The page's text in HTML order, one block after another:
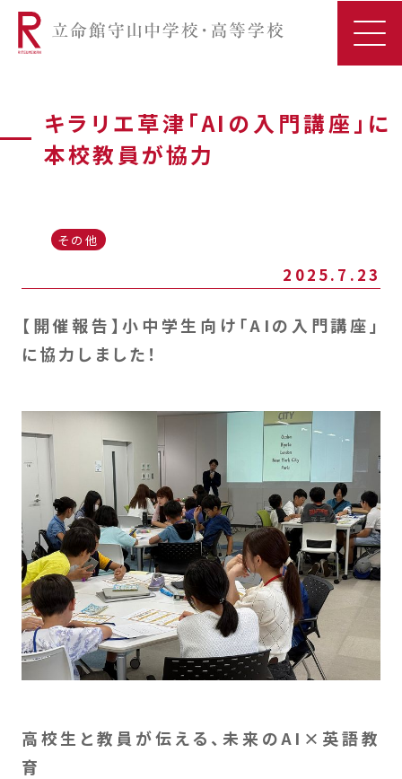
キラリエ草津「AIの入門講座」に
本校教員が協力
その他
2025.7.23
【開催報告】小中学生向け「AIの入門講座」
に協力しました！
高校生と教員が伝える、未来のAI×英語教
育